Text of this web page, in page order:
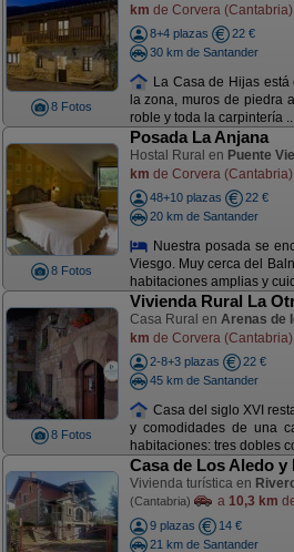
8 Fotos
km de Corvera (Cantabria)
8+4 plazas
22 €
30 km de Santander
La Casa de Hijas
la zona, muros de piedra
roble y toda la carpintería
8 Fotos
Posada La Anjana
Hostal Rural en Puente
km de Corvera (Cantabria)
48+10 plazas
22 €
20 km de Santander
Nuestra posada se
Viesgo. Muy cerca del
habitaciones amplias y
8 Fotos
Vivienda Rural La
Casa Rural en Arenas de
km de Corvera (Cantabria)
2-8+3 plazas
22 €
45 km de Santander
Casa del siglo XVI
y comodidades de una
habitaciones: tres dobles
Casa de Los Aledo y
Vivienda turística en
(Cantabria) a 10,3 km
9 plazas
14 €
21 km de Santander